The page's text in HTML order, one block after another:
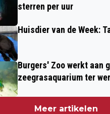
sterren per uur
Huisdier van de Week:
Burgers' Zoo werkt aan
zeegrasaquarium ter
Meer artikelen